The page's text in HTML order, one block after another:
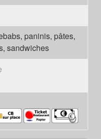
paninis, pâtes,
sandwiches